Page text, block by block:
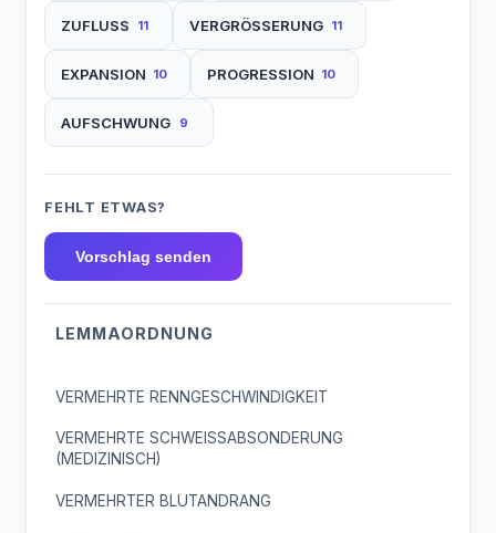
ZUFLUSS 11 VERGRÖSSERUNG 11
EXPANSION 10 PROGRESSION 10
AUFSCHWUNG 9
FEHLT ETWAS?
Vorschlag senden
LEMMAORDNUNG
VERMEHRTE RENNGESCHWINDIGKEIT
VERMEHRTE SCHWEISSABSONDERUNG
(MEDIZINISCH)
VERMEHRTER BLUTANDRANG